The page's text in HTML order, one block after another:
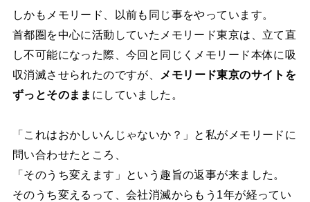
しかもメモリード、以前も同じ事をやっています。
首都圏を中心に活動していたメモリード東京は、立て直
し不可能になった際、今回と同じくメモリード本体に吸
収消滅させられたのですが、
メモリード東京のサイトを
ずっとそのまま にしていました。
「これはおかしいんじゃないか？」と私がメモリードに
問い合わせたところ、
「そのうち変えます」という趣旨の返事が来ました。
そのうち変えるって、会社消滅からもう1年が経ってい